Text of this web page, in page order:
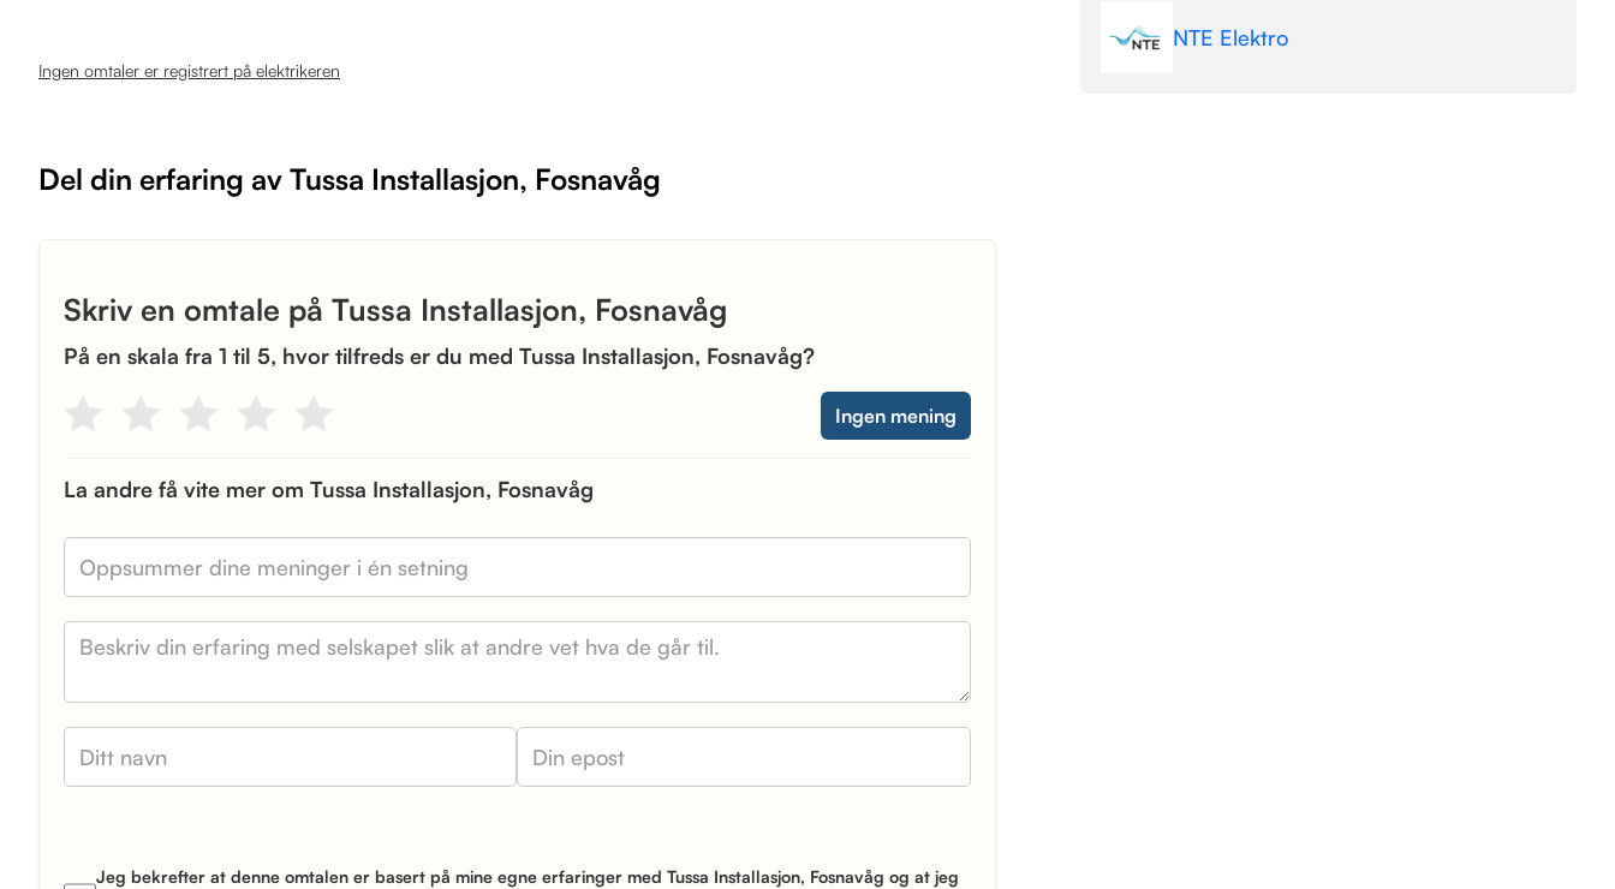
Ingen omtaler er registrert på elektrikeren
Del din erfaring av Tussa Installasjon, Fosnavåg
Skriv en omtale på Tussa Installasjon, Fosnavåg
På en skala fra 1 til 5, hvor tilfreds er du med Tussa Installasjon, Fosnavåg?
Ingen mening
La andre få vite mer om Tussa Installasjon, Fosnavåg
Jeg bekrefter at denne omtalen er basert på mine egne erfaringer med Tussa Installasjon, Fosnavåg og at jeg
NTE Elektro